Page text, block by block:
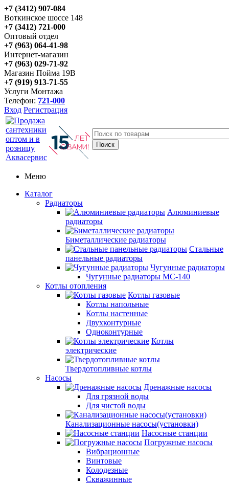
+7 (3412) 907-084
Воткинское шоссе 148
+7 (3412) 721-000
Оптовый отдел
+7 (963) 064-41-98
Интернет-магазин
+7 (963) 029-71-92
Магазин Пойма 19В
+7 (919) 913-71-55
Услуги Монтажа
Телефон: 721-000
Вход Регистрация
Меню
Каталог
Радиаторы
Алюминиевые
радиаторы
Биметаллические радиаторы
Стальные
панельные радиаторы
Чугунные радиаторы
Чугунные радиаторы МС-140
Котлы отопления
Котлы газовые
Котлы напольные
Котлы настенные
Двухконтурные
Одноконтурные
Котлы
электрические
Твердотопливные котлы
Насосы
Дренажные насосы
Для грязной воды
Для чистой воды
Канализационные насосы(установки)
Насосные станции
Погружные насосы
Вибрационные
Винтовые
Колодезные
Скважинные